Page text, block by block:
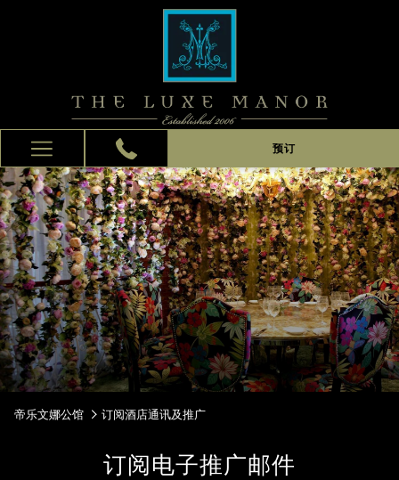
Hamburger
Menu
预订
帝乐文娜公馆 订阅酒店通讯及推广
订阅电子推广邮件